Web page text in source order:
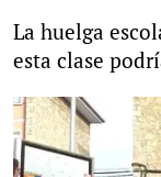
La huelga
esta clase